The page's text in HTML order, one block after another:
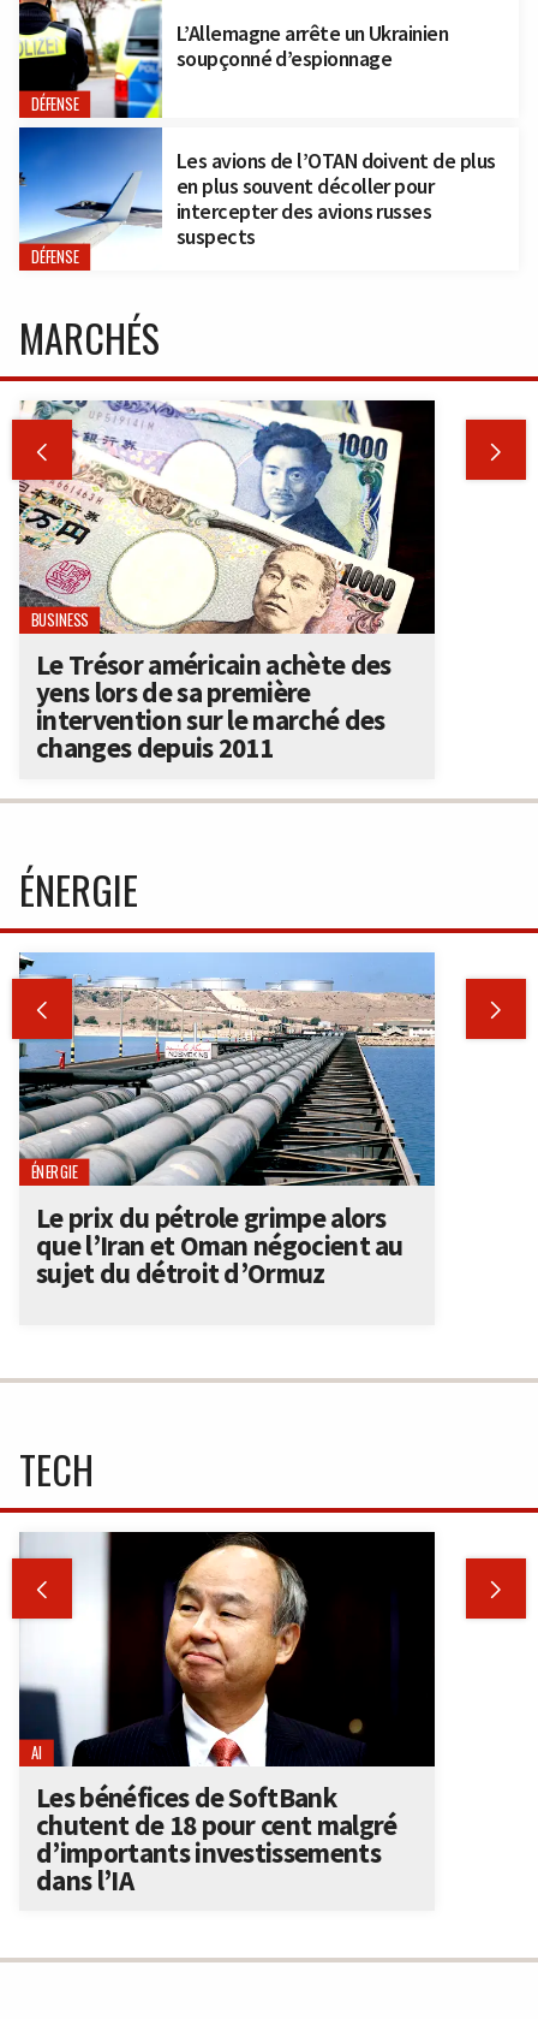
DÉFENSE
L’Allemagne arrête un Ukrainien
soupçonné d’espionnage
DÉFENSE
Les avions de l’OTAN doivent de plus
en plus souvent décoller pour
intercepter des avions russes
suspects
MARCHÉS
 
BUSINESS
Le Trésor américain achète des
yens lors de sa première
intervention sur le marché des
changes depuis 2011
ÉNERGIE
 
ÉNERGIE
Le prix du pétrole grimpe alors
que l’Iran et Oman négocient au
sujet du détroit d’Ormuz
TECH
 
AI
Les bénéfices de SoftBank
chutent de 18 pour cent malgré
d’importants investissements
dans l’IA